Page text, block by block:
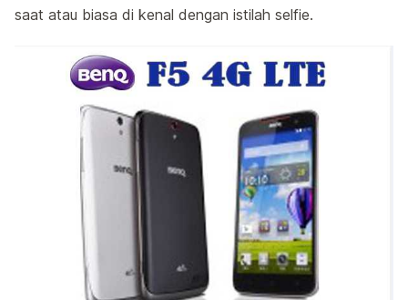
saat atau biasa di kenal dengan istilah selfie.